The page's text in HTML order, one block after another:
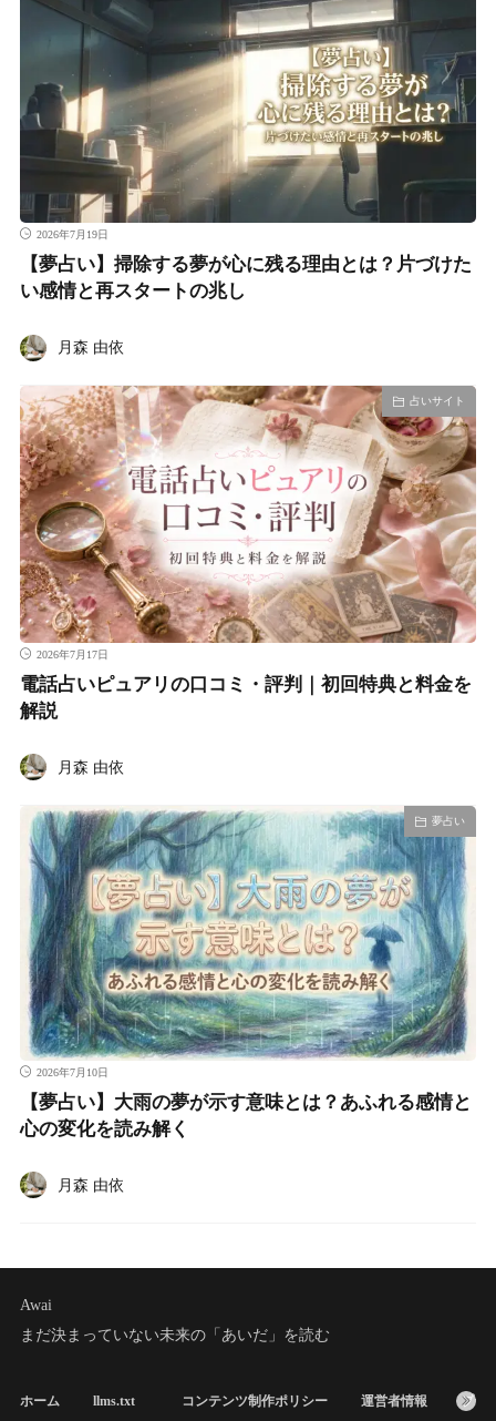
2026年7月19日
【夢占い】掃除する夢が心に残る理由とは？片づけた
い感情と再スタートの兆し
月森 由依
占いサイト
2026年7月17日
電話占いピュアリの口コミ・評判｜初回特典と料金を
解説
月森 由依
夢占い
2026年7月10日
【夢占い】大雨の夢が示す意味とは？あふれる感情と
心の変化を読み解く
月森 由依
Awai
まだ決まっていない未来の「あいだ」を読む
ホーム llms.txt コンテンツ制作ポリシー 運営者情報 プラ